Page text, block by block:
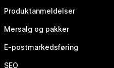
Produktanmeldelser
Mersalg og pakker
E-postmarkedsføring
SEO